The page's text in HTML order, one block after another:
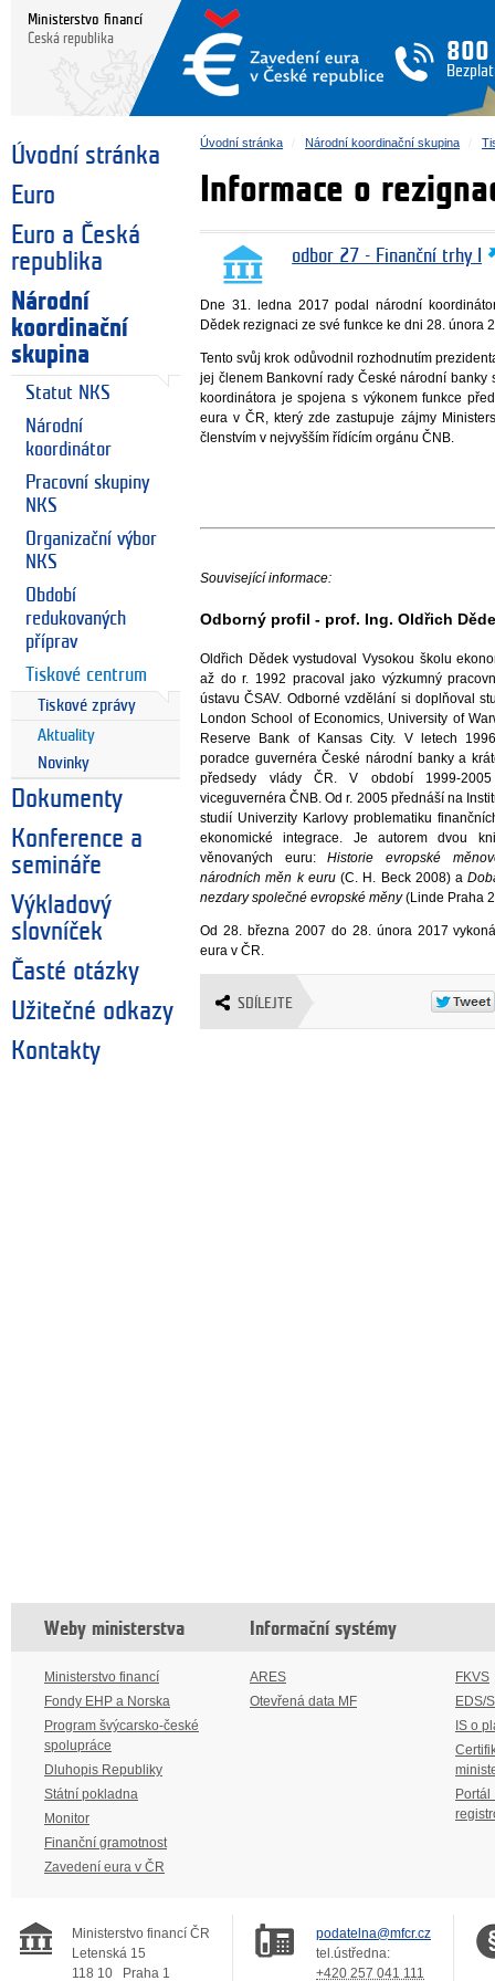
Ministerstvo financí
Česká republika
800
Úvodní stránka
Euro
Euro a Česká
republika
Národní
koordinační
skupina
Statut NKS
Národní
koordinátor
Pracovní skupiny
NKS
Organizační výbor
NKS
Období
redukovaných
příprav
Tiskové centrum
Tiskové zprávy
Aktuality
Novinky
Dokumenty
Konference a
semináře
Výkladový
slovníček
Časté otázky
Užitečné odkazy
Kontakty
Úvodní stránka Národní koordinační skupina
Informace o
odbor 27 - Finanční trhy I
Dne 31. ledna 2017 podal národní
Dědek rezignaci ze své funkce ke dni 28. února
Tento svůj krok odůvodnil rozhodnutím
jej členem Bankovní rady České národní
koordinátora je spojena s výkonem funkce
eura v ČR, který zde zastupuje zájmy
členstvím v nejvyšším řídícím orgánu ČNB.
Související informace:
Odborný profil - prof. Ing. Oldřich
Oldřich Dědek vystudoval Vysokou školu
až do r. 1992 pracoval jako výzkumný
ústavu ČSAV. Odborné vzdělání si doplňoval
London School of Economics, University of
Reserve Bank of Kansas City. V letech
poradce guvernéra České národní banky a
předsedy vlády ČR. V období 1999-
viceguvernéra ČNB. Od r. 2005 přednáší na
studií Univerzity Karlovy problematiku
ekonomické integrace. Je autorem dvou
věnovaných euru:Historie evropské
národních měn k euru(C. H. Beck 2008) a
nezdary společné evropské měny(Linde Praha
Od 28. března 2007 do 28. února 2017
eura v ČR.
SDÍLEJTE
Weby ministerstva
Ministerstvo financí
Fondy EHP a Norska
Program švýcarsko-české
spolupráce
Dluhopis Republiky
Státní pokladna
Monitor
Finanční gramotnost
Zavedení eura v ČR
Informační systémy
ARES
Otevřená data MF
FKVS
EDS/
IS o
Portál
Ministerstvo financí ČR
Letenská 15
118 10
Praha 1
podatelna@mfcr.cz
tel.ústředna:
+420 257 041 111